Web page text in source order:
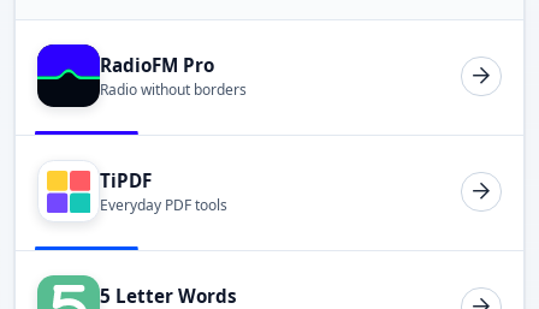
RadioFM Pro
Radio without borders
TiPDF
Everyday PDF tools
5 Letter Words